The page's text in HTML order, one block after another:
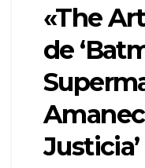
«The
de